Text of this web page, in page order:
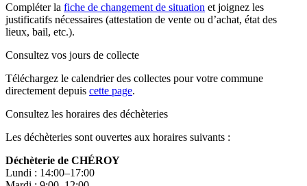
Compléter la fiche de changement de situation et joignez les
justificatifs nécessaires (attestation de vente ou d’achat, état des
lieux, bail, etc.).
Consultez vos jours de collecte
Téléchargez le calendrier des collectes pour votre commune
directement depuis cette page.
Consultez les horaires des déchèteries
Les déchèteries sont ouvertes aux horaires suivants :
Déchèterie de CHÉROY
Lundi : 14:00–17:00